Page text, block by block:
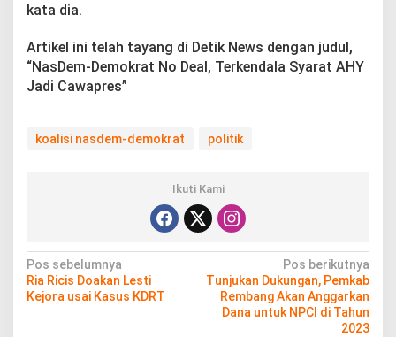
kata dia.
Artikel ini telah tayang di Detik News dengan judul,
“NasDem-Demokrat No Deal, Terkendala Syarat AHY
Jadi Cawapres”
koalisi nasdem-demokrat politik
Ikuti Kami
N
a
Pos sebelumnya
Ria Ricis Doakan Lesti
Kejora usai Kasus KDRT
Pos berikutnya
Tunjukan Dukungan, Pemkab
Rembang Akan Anggarkan
Dana untuk NPCI di Tahun
2023